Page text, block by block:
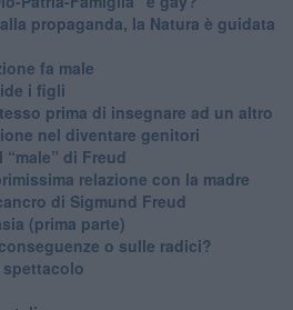
propaganda, la Natura è guidata
fa male
i figli
prima di insegnare ad un altro
nel diventare genitori
di Freud
relazione con la madre
di Sigmund Freud
(prima parte)
o sulle radici?